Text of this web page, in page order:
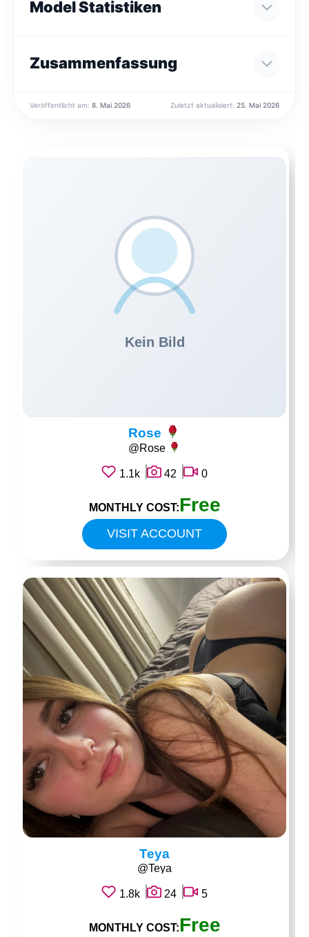
Model Statistiken
Zusammenfassung
Veröffentlicht am: 8. Mai 2026 Zuletzt aktualisiert:25. Mai 2026
Rose
@Rose
1.1k 42 0
VISIT ACCOUNT
MONTHLY COST:Free
Teya
@Teya
1.8k 24 5
MONTHLY COST:Free